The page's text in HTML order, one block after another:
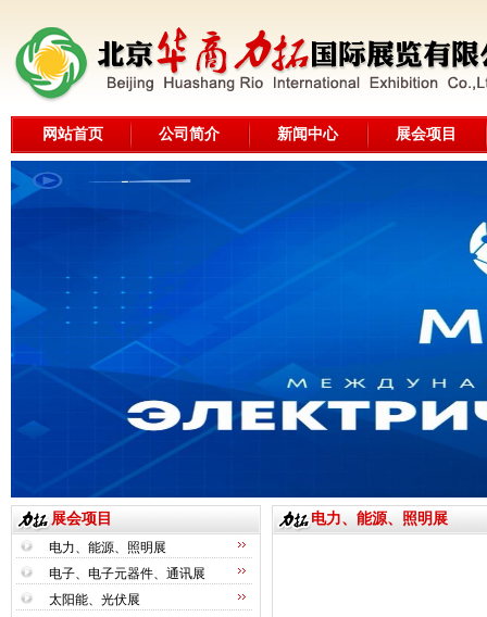
网站首页 公司简介 新闻中心 展会项目
展会项目
电力、能源、照明展
电子、电子元器件、通讯展
太阳能、光伏展
电力、能源、照明展